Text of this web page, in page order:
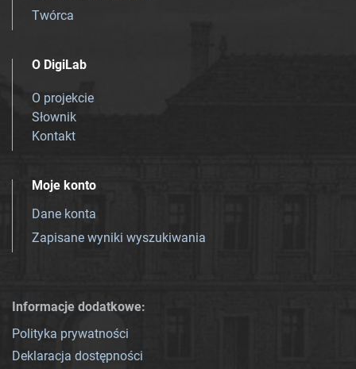
Twórca
O DigiLab
O projekcie
Słownik
Kontakt
Moje konto
Dane konta
Zapisane wyniki wyszukiwania
Informacje dodatkowe:
Polityka prywatności
Deklaracja dostępności